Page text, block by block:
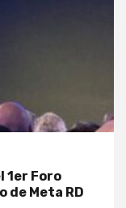
1er Foro
de Meta RD